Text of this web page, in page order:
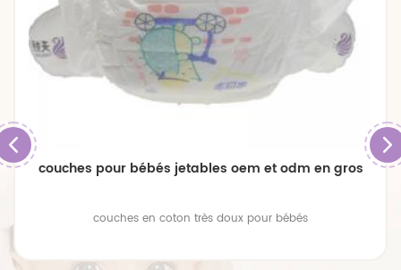
couches pour bébés jetables oem et odm en gros
couches en coton très doux pour bébés